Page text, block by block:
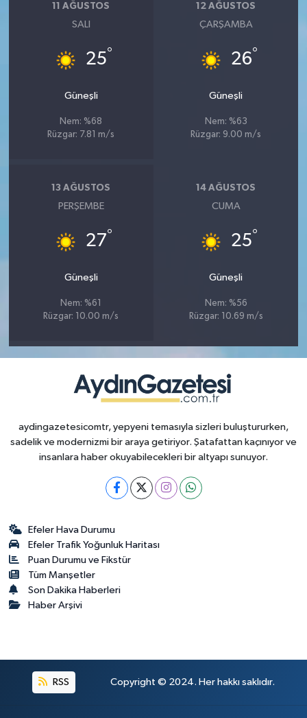
11 AĞUSTOS
SALI
25°
Güneşli
Nem: %68
Rüzgar: 7.81 m/s
12 AĞUSTOS
ÇARŞAMBA
26°
Güneşli
Nem: %63
Rüzgar: 9.00 m/s
13 AĞUSTOS
PERŞEMBE
27°
Güneşli
Nem: %61
Rüzgar: 10.00 m/s
14 AĞUSTOS
CUMA
25°
Güneşli
Nem: %56
Rüzgar: 10.69 m/s
aydingazetesicomtr, yepyeni temasıyla sizleri buluştururken,
sadelik ve modernizmi bir araya getiriyor. Şatafattan kaçınıyor ve
insanlara haber okuyabilecekleri bir altyapı sunuyor.
Efeler Hava Durumu
Efeler Trafik Yoğunluk Haritası
Puan Durumu ve Fikstür
Tüm Manşetler
Son Dakika Haberleri
Haber Arşivi
RSS Copyright © 2024. Her hakkı saklıdır.